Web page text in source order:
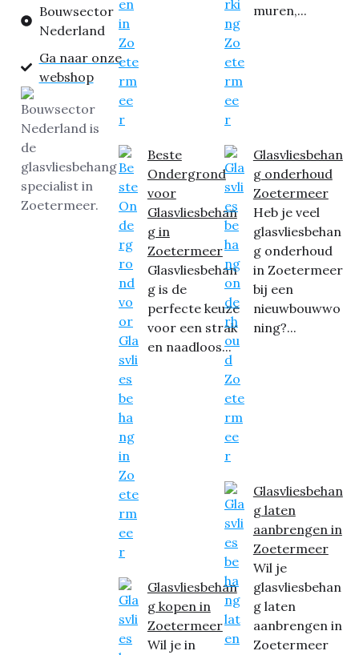
Bouwsector
Nederland
Ga naar onze
webshop
Beste
Ondergrond
voor
Glasvliesbehan
g in
Zoetermeer
Glasvliesbehan
g is de
perfecte keuze
voor een strak
en naadloos...
Glasvliesbehan
g kopen in
Zoetermeer
Wil je in
muren,...
Glasvliesbehan
g onderhoud
Zoetermeer
Heb je veel
glasvliesbehan
g onderhoud
in Zoetermeer
bij een
nieuwbouwwo
ning?...
Glasvliesbehan
g laten
aanbrengen in
Zoetermeer
Wil je
glasvliesbehan
g laten
aanbrengen in
Zoetermeer